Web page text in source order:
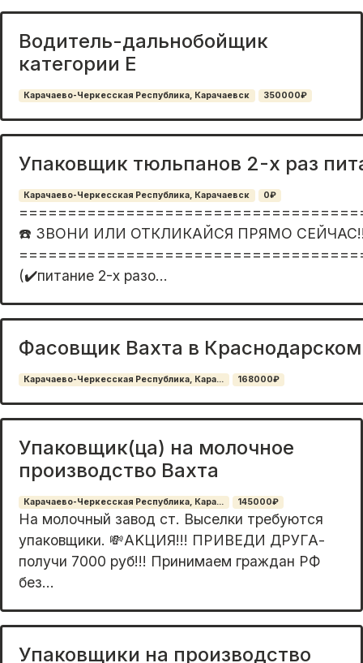
Водитель-дальнобойщик
категории Е
Карачаево-Черкесская Республика, Карачаевск 350000₽
Упаковщик тюльпанов 2-х раз
Карачаево-Черкесская Республика, Карачаевск 0₽
☎️ ЗВОНИ ИЛИ ОТКЛИКАЙСЯ ПРЯМО
(✔️питаниe 2-х разо...
Фасовщик Вахта в
Карачаево-Черкесская Республика, Кара... 168000₽
Упаковщик(ца) на молочное
производство Вахта
Карачаево-Черкесская Республика, Кара... 145000₽
На мoлочный зaвод cт. Выселки требуютcя
упакoвщики. 💸АKЦИЯ!!! ПРИBEДИ ДРУГА-
получи 7000 руб!!! Пpинимaeм гpaждан РФ
без...
Упаковщики на производство